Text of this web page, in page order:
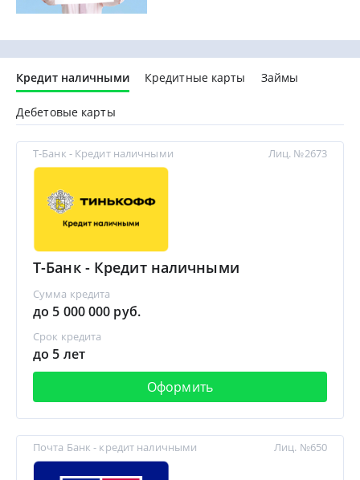
Кредит наличными Кредитные карты Займы
Дебетовые карты
Т-Банк - Кредит наличными
Т-Банк - Кредит наличными
Сумма кредита
до 5 000 000 руб.
Срок кредита
до 5 лет
Оформить
Лиц. №2673
Почта Банк - кредит наличными Лиц. №650